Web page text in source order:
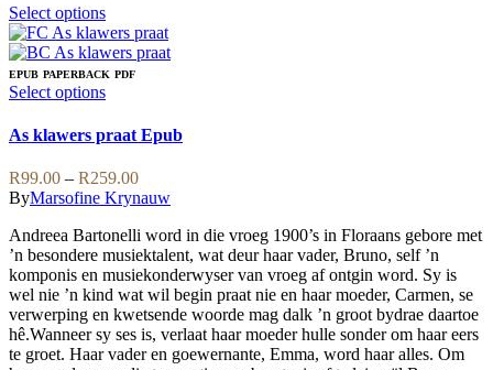
Select optionsThis
product
has
multiple
variants.
options
be
chosen
on
the
product
page
EPUB PAPERBACK PDF
Select optionsThis
has
multiple
variants.
The
options
may
be
chosen
on
the
product
page
As klawers praat Epub
R99.00 – R259.00Price
range:
through
R259.00
ByMarsofine Krynauw
Andreea Bartonelli word in die vroeg 1900’s in Floraans gebore met
’n besondere musiektalent, wat deur haar vader, Bruno, self ’n
komponis en musiekonderwyser van vroeg af ontgin word. Sy is
wel nie ’n kind wat wil begin praat nie en haar moeder, Carmen, se
verwerping en kwetsende woorde mag dalk ’n groot bydrae daartoe
hê.Wanneer sy ses is, verlaat haar moeder hulle sonder om haar eers
te groet. Haar vader en goewernante, Emma, word haar alles. Om